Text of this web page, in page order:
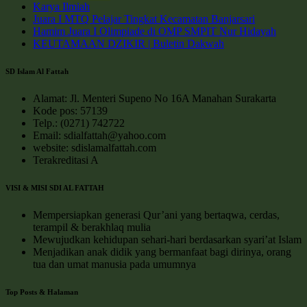
Karya Ilmiah
Juara I MTQ Pelajar Tingkat Kecamatan Banjarsari
Hamim Juara I Olimpiade di OMP SMPIT Nur Hidayah
KEUTAMAAN DZIKIR | Buletin Dakwah
SD Islam Al Fattah
Alamat: Jl. Menteri Supeno No 16A Manahan Surakarta
Kode pos: 57139
Telp.: (0271) 742722
Email: sdialfattah@yahoo.com
website: sdislamalfattah.com
Terakreditasi A
VISI & MISI SDI AL FATTAH
Mempersiapkan generasi Qur’ani yang bertaqwa, cerdas,
terampil & berakhlaq mulia
Mewujudkan kehidupan sehari-hari berdasarkan syari’at Islam
Menjadikan anak didik yang bermanfaat bagi dirinya, orang
tua dan umat manusia pada umumnya
Top Posts & Halaman